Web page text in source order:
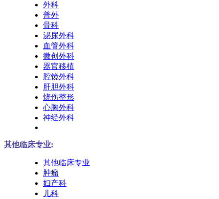
外科
普外
骨科
泌尿外科
血管外科
微创外科
器官移植
腔镜外科
肝胆外科
烧伤整形
心胸外科
神经外科
其他临床专业:
其他临床专业
肿瘤
妇产科
儿科